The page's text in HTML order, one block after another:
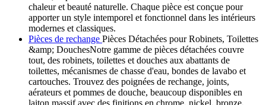
chaleur et beauté naturelle. Chaque pièce est conçue pour
apporter un style intemporel et fonctionnel dans les intérieurs
modernes et classiques.
Pièces de rechange Pièces Détachées pour Robinets, Toilettes
&amp; DouchesNotre gamme de pièces détachées couvre
tout, des robinets, toilettes et douches aux abattants de
toilettes, mécanismes de chasse d'eau, bondes de lavabo et
cartouches. Trouvez des poignées de rechange, joints,
aérateurs et pommes de douche, beaucoup disponibles en
laiton massif avec des finitions en chrome, nickel, bronze,